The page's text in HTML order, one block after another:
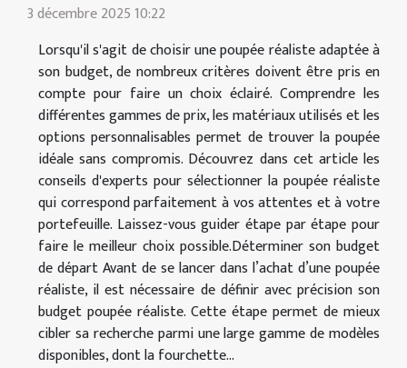
3 décembre 2025 10:22
Lorsqu'il s'agit de choisir une poupée réaliste adaptée à
son budget, de nombreux critères doivent être pris en
compte pour faire un choix éclairé. Comprendre les
différentes gammes de prix, les matériaux utilisés et les
options personnalisables permet de trouver la poupée
idéale sans compromis. Découvrez dans cet article les
conseils d'experts pour sélectionner la poupée réaliste
qui correspond parfaitement à vos attentes et à votre
portefeuille. Laissez-vous guider étape par étape pour
faire le meilleur choix possible.Déterminer son budget
de départ Avant de se lancer dans l’achat d’une poupée
réaliste, il est nécessaire de définir avec précision son
budget poupée réaliste. Cette étape permet de mieux
cibler sa recherche parmi une large gamme de modèles
disponibles, dont la fourchette...